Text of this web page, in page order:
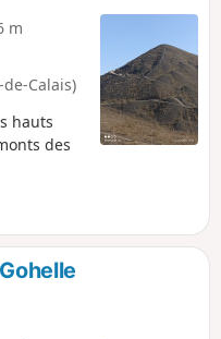
m
Calais)
hauts
des